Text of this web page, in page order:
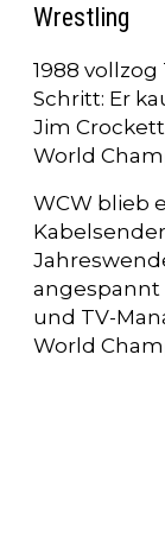
Wrestling
1988
Schritt: Er
Jim
World
WCW blieb
angespannt
und TV-
World